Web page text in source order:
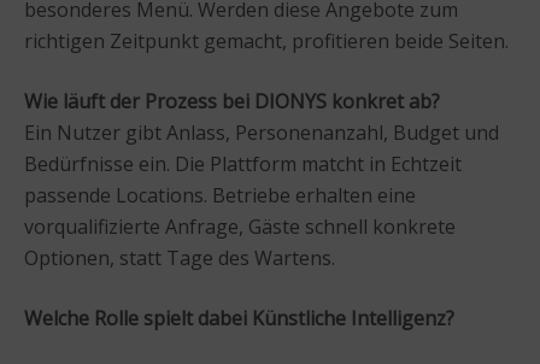
besonderes Menü. Werden diese Angebote zum
richtigen Zeitpunkt gemacht, profitieren beide Seiten.
Wie läuft der Prozess bei DIONYS konkret ab?
Ein Nutzer gibt Anlass, Personenanzahl, Budget und
Bedürfnisse ein. Die Plattform matcht in Echtzeit
passende Locations. Betriebe erhalten eine
vorqualifizierte Anfrage, Gäste schnell konkrete
Optionen, statt Tage des Wartens.
Welche Rolle spielt dabei Künstliche Intelligenz?